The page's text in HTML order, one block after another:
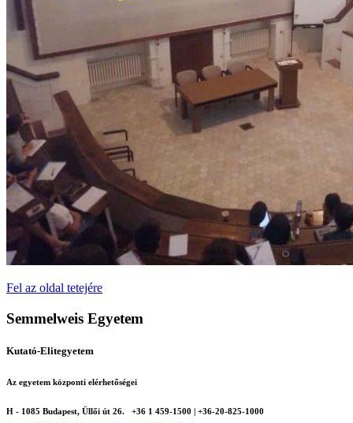
Fel az oldal tetejére
Semmelweis Egyetem
Kutató-Elitegyetem
Az egyetem központi elérhetőségei
H - 1085 Budapest, Üllői út 26.
+36 1 459-1500 | +36-20-825-1000